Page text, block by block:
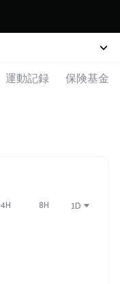
運動記録 保険基金
4H 8H 1D